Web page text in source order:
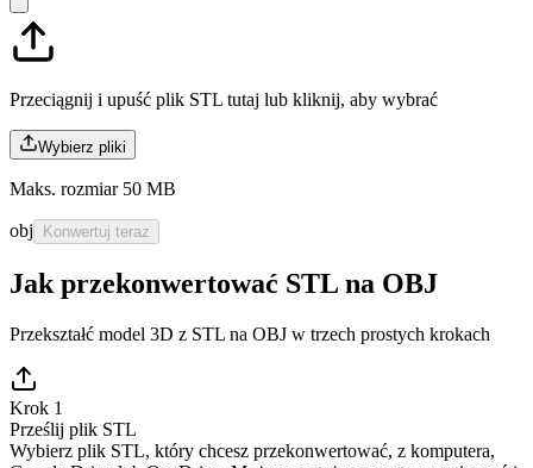
Przeciągnij i upuść plik STL tutaj lub kliknij, aby wybrać
Wybierz pliki
Maks. rozmiar 50 MB
obj Konwertuj teraz
Jak przekonwertować STL na OBJ
Przekształć model 3D z STL na OBJ w trzech prostych krokach
Krok 1
Prześlij plik STL
Wybierz plik STL, który chcesz przekonwertować, z komputera,